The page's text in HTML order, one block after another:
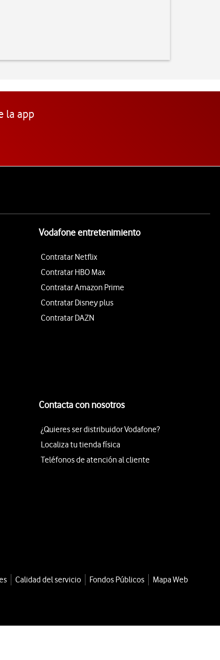
la app
Vodafone entretenimiento
Contratar Netflix
Contratar HBO Max
Contratar Amazon Prime
Contratar Disney plus
Contratar DAZN
Contacta con nosotros
¿Quieres ser distribuidor Vodafone?
Localiza tu tienda física
Teléfonos de atención al cliente
Calidad del servicio Fondos Públicos
Mapa Web